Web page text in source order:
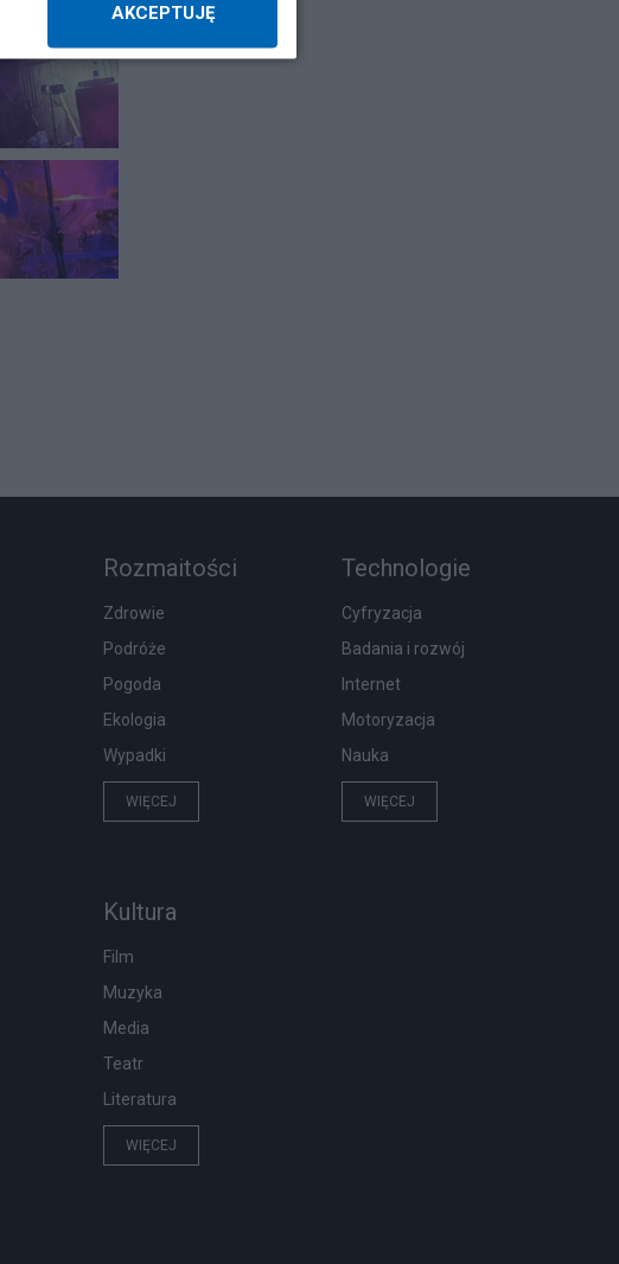
Rozmaitości
Zdrowie
Podróże
Pogoda
Ekologia
Wypadki
WIĘCEJ
Technologie
Cyfryzacja
Badania i rozwój
Internet
Motoryzacja
Nauka
WIĘCEJ
Kultura
Film
Muzyka
Media
Teatr
Literatura
WIĘCEJ
AKCEPTUJĘ